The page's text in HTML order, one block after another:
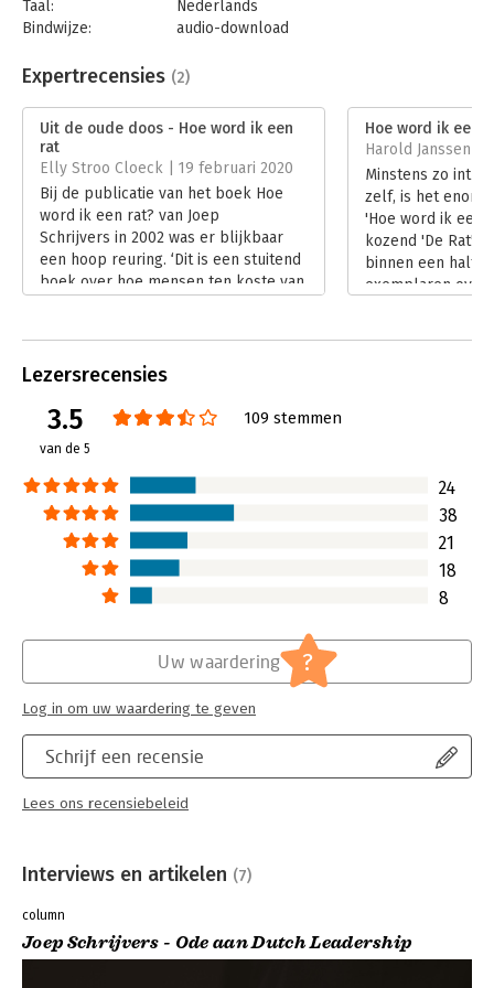
Taal:
Nederlands
Bindwijze:
audio-download
Bestandsformaat:
mp3
Hoofdrubriek:
Algemeen management
Expertrecensies (2)
Uit de oude doos - Hoe word ik een
rat
Elly Stroo Cloeck | 19 februari 2020
Bij de publicatie van het boek Hoe
word ik een rat? van Joep
Schrijvers in 2002 was er blijkbaar
een hoop reuring. ‘Dit is een stuitend
boek over hoe mensen ten koste van
boek bondig samen.' lees ik. Nu, bijna
meer verwachten.
Hoe word ik een
Harold Janssen |
Minstens zo
zelf, is het
'Hoe word ik een
kozend 'De Rat'
binnen een half
exemplaren over
Lezersrecensies
3.5
van de 5
109 stemmen
24
38
21
18
8
Schrijf een recensie
Lees ons recensiebeleid
Uw waardering ?
Log in om uw waardering te geven
Interviews en artikelen (7)
column
Joep Schrijvers - Ode aan Dutch Leadership